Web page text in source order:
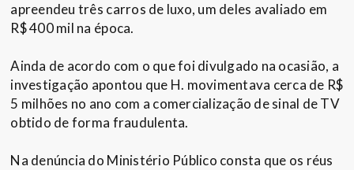
apreendeu três carros de luxo, um deles avaliado em
R$ 400 mil na época.
Ainda de acordo com o que foi divulgado na ocasião, a
investigação apontou que H. movimentava cerca de R$
5 milhões no ano com a comercialização de sinal de TV
obtido de forma fraudulenta.
Na denúncia do Ministério Público consta que os réus